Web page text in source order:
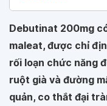
Debutinat 200mg
maleat, được chỉ
rối loạn chức năng
ruột già và đường
quản, co thắt đại